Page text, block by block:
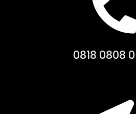
0818 0808